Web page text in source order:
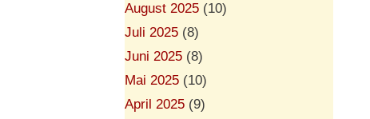
August 2025 (10)
Juli 2025 (8)
Juni 2025 (8)
Mai 2025 (10)
April 2025 (9)